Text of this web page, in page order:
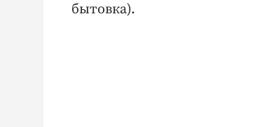
бытовка).